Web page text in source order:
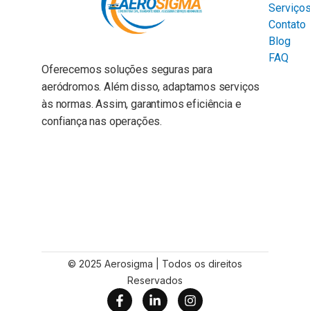
Oferecemos soluções seguras para
aeródromos. Além disso, adaptamos serviços
às normas. Assim, garantimos eficiência e
confiança nas operações.
Contato
Blog
FAQ
© 2025 Aerosigma | Todos os direitos
Reservados